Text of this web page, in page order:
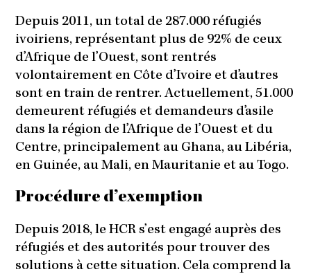
Depuis 2011, un total de 287.000 réfugiés
ivoiriens, représentant plus de 92% de ceux
d’Afrique de l’Ouest, sont rentrés
volontairement en Côte d’Ivoire et d’autres
sont en train de rentrer. Actuellement, 51.000
demeurent réfugiés et demandeurs d’asile
dans la région de l’Afrique de l’Ouest et du
Centre, principalement au Ghana, au Libéria,
en Guinée, au Mali, en Mauritanie et au Togo.
Procédure d’exemption
Depuis 2018, le HCR s’est engagé auprès des
réfugiés et des autorités pour trouver des
solutions à cette situation. Cela comprend la